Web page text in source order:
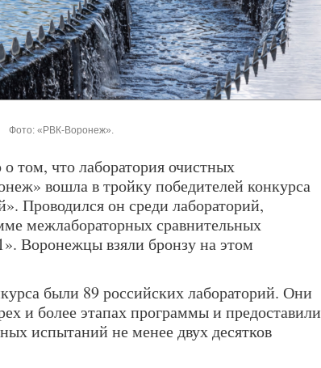
Фото: «РВК-Воронеж».
о том, что лаборатория очистных
вошла в тройку победителей конкурса
Проводился он среди лабораторий,
межлабораторных сравнительных
Воронежцы взяли бронзу на этом
были 89 российских лабораторий. Они
и более этапах программы и предоставили
испытаний не менее двух десятков